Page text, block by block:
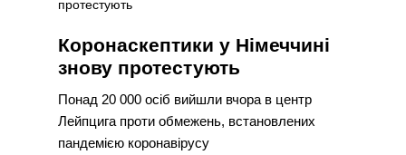
Коронаскептики у Німеччині
знову протестують
Понад 20 000 осіб вийшли вчора в центр
Лейпцига проти обмежень, встановлених
пандемією коронавірусу